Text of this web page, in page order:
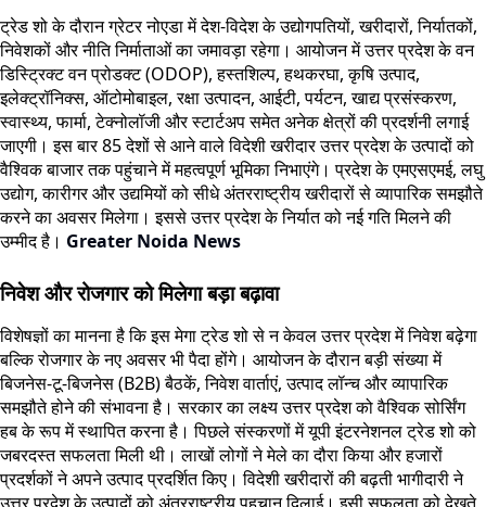
ट्रेड शो के दौरान ग्रेटर नोएडा में देश-विदेश के उद्योगपतियों, खरीदारों, निर्यातकों,
निवेशकों और नीति निर्माताओं का जमावड़ा रहेगा। आयोजन में उत्तर प्रदेश के वन
डिस्ट्रिक्ट वन प्रोडक्ट (ODOP), हस्तशिल्प, हथकरघा, कृषि उत्पाद,
इलेक्ट्रॉनिक्स, ऑटोमोबाइल, रक्षा उत्पादन, आईटी, पर्यटन, खाद्य प्रसंस्करण,
स्वास्थ्य, फार्मा, टेक्नोलॉजी और स्टार्टअप समेत अनेक क्षेत्रों की प्रदर्शनी लगाई
जाएगी। इस बार 85 देशों से आने वाले विदेशी खरीदार उत्तर प्रदेश के उत्पादों को
वैश्विक बाजार तक पहुंचाने में महत्वपूर्ण भूमिका निभाएंगे। प्रदेश के एमएसएमई, लघु
उद्योग, कारीगर और उद्यमियों को सीधे अंतरराष्ट्रीय खरीदारों से व्यापारिक समझौते
करने का अवसर मिलेगा। इससे उत्तर प्रदेश के निर्यात को नई गति मिलने की
उम्मीद है। Greater Noida News
निवेश और रोजगार को मिलेगा बड़ा बढ़ावा
विशेषज्ञों का मानना है कि इस मेगा ट्रेड शो से न केवल उत्तर प्रदेश में निवेश बढ़ेगा
बल्कि रोजगार के नए अवसर भी पैदा होंगे। आयोजन के दौरान बड़ी संख्या में
बिजनेस-टू-बिजनेस (B2B) बैठकें, निवेश वार्ताएं, उत्पाद लॉन्च और व्यापारिक
समझौते होने की संभावना है। सरकार का लक्ष्य उत्तर प्रदेश को वैश्विक सोर्सिंग
हब के रूप में स्थापित करना है। पिछले संस्करणों में यूपी इंटरनेशनल ट्रेड शो को
जबरदस्त सफलता मिली थी। लाखों लोगों ने मेले का दौरा किया और हजारों
प्रदर्शकों ने अपने उत्पाद प्रदर्शित किए। विदेशी खरीदारों की बढ़ती भागीदारी ने